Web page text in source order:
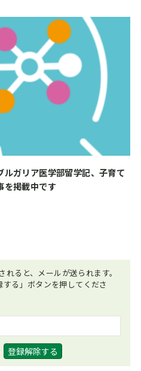
ルガリア医学部留学記、子育て
を掲載中です
ると、メールが送られます。
る」ボタンを押してくださ